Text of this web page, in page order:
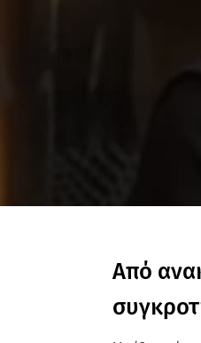
Από